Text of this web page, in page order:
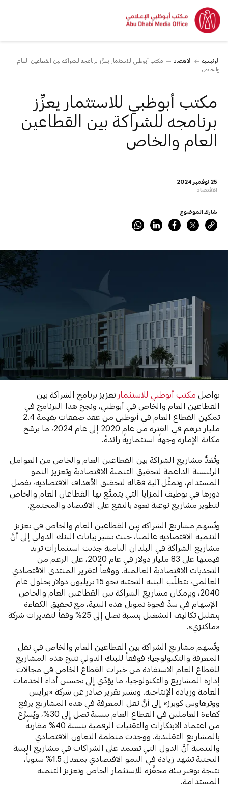
الرئيسية الاقتصاد
مكتب أبوظبي للاستثمار يعزِّز برنامجه للشراكة بين القطاعين العام
والخاص
25 نوفمبر 2024
الاقتصاد
مكتب أبوظبي للاستثمار يعزِّز
برنامجه للشراكة بين القطاعين
العام والخاص
شارك الموضوع
يواصل مكتب أبوظبي للاستثمارتعزيز برنامج الشراكة بين
القطاعين العام والخاص في أبوظبي، ونجح هذا البرنامج في
تمكين القطاع العام في أبوظبي من عقد صفقات بقيمة 2.4
مليار درهم في الفترة من عام 2020 إلى عام 2024، ما يرسِّخ
مكانة الإمارة وجهةً استثماريةً رائدةً.
وتُعَدُّ مشاريع الشراكة بين القطاعين العام والخاص من العوامل
الرئيسية الداعمة لتحقيق التنمية الاقتصادية وتعزيز النمو
المستدام، وتمثِّل آلية فعّالة لتحقيق الأهداف الاقتصادية، بفضل
دورها في توظيف المزايا التي يتمتَّع بها القطاعان العام والخاص
لتطوير مشاريع نوعية تعود بالنفع على الاقتصاد والمجتمع.
وتُسهم مشاريع الشراكة بين القطاعين العام والخاص في تعزيز
التنمية الاقتصادية عالمياً، حيث تشير بيانات البنك الدولي إلى أنَّ
مشاريع الشراكة في البلدان النامية جذبت استثمارات تزيد
قيمتها على 83 مليار دولار في عام 2020، على الرغم من
التحديات الاقتصادية العالمية. ووفقاً لتقرير المنتدى الاقتصادي
العالمي، تتطلّب البنية التحتية نحو 15 تريليون دولار بحلول عام
2040، وبإمكان مشاريع الشراكة بين القطاعين العام والخاص
الإسهام في سدِّ فجوة تمويل هذه البنية، مع تحقيق الكفاءة
بتقليل تكاليف التشغيل بنسبة تصل إلى 25% وفقاً لتقديرات شركة
«ماكنزي».
وتُسهم مشاريع الشراكة بين القطاعين العام والخاص في نقل
المعرفة والتكنولوجيا؛ فوفقاً للبنك الدولي تتيح هذه المشاريع
للقطاع العام الاستفادة من خبرات القطاع الخاص في مجالات
إدارة المشاريع والتكنولوجيا، ما يؤدّي إلى تحسين أداء الخدمات
العامة وزيادة الإنتاجية. ويشير تقرير صادر عن شركة «برايس
ووترهاوس كوبرز» إلى أنَّ نقل المعرفة في هذه المشاريع يرفع
كفاءة العاملين في القطاع العام بنسبة تصل إلى 30%،
ويُسرِّع
من اعتماد الابتكارات والتقنيات الرقمية بنسبة 40% مقارنةً
بالمشاريع التقليدية. ووجدت منظمة التعاون الاقتصادي
والتنمية أنَّ الدول التي تعتمد على الشراكات في مشاريع البنية
التحتية تشهد زيادة في النمو الاقتصادي بمعدل 1.5% سنوياً،
نتيجة توفير بيئة محفِّزة للاستثمار الخاص وتعزيز التنمية
المستدامة.